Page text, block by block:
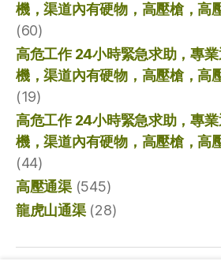
機，渠道內有硬物，高壓槍，高
(60)
高危工作 24小時緊急求助，專
機，渠道內有硬物，高壓槍，高
(19)
高危工作 24小時緊急求助，專
機，渠道內有硬物，高壓槍，高
(44)
高壓通渠(545)
龍虎山通渠(28)